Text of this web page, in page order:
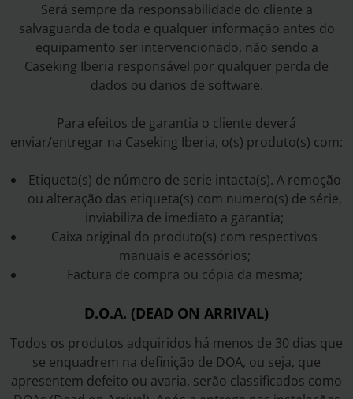
Será sempre da responsabilidade do cliente a
salvaguarda de toda e qualquer informação antes do
equipamento ser intervencionado, não sendo a
Caseking Iberia responsável por qualquer perda de
dados ou danos de software.
Para efeitos de garantia o cliente deverá
enviar/entregar na Caseking Iberia, o(s) produto(s) com:
Etiqueta(s) de número de serie intacta(s). A remoção
ou alteração das etiqueta(s) com numero(s) de série,
inviabiliza de imediato a garantia;
Caixa original do produto(s) com respectivos
manuais e acessórios;
Factura de compra ou cópia da mesma;
D.O.A. (DEAD ON ARRIVAL)
Todos os produtos adquiridos há menos de 30 dias que
se enquadrem na definição de DOA, ou seja, que
apresentem defeito ou avaria, serão classificados como